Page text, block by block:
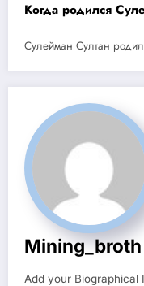
Когда родился
Сулейман Султан
Mining_broth
Add your Biographical